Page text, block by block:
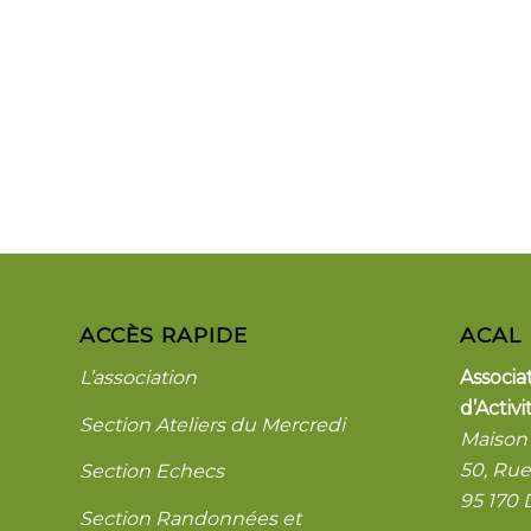
ACCÈS RAPIDE
L’association
Section Ateliers du Mercredi
Section Echecs
Section Randonnées et
ACAL
50,
95 170